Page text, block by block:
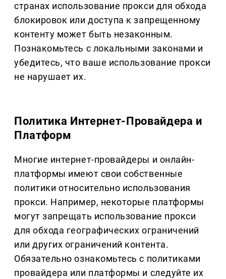
странах использование прокси для обхода
блокировок или доступа к запрещенному
контенту может быть незаконным.
Познакомьтесь с локальными законами и
убедитесь, что ваше использование прокси
не нарушает их.
Политика Интернет-Провайдера и
Платформ
Многие интернет-провайдеры и онлайн-
платформы имеют свои собственные
политики относительно использования
прокси. Например, некоторые платформы
могут запрещать использование прокси
для обхода географических ограничений
или других ограничений контента.
Обязательно ознакомьтесь с политиками
провайдера или платформы и следуйте их